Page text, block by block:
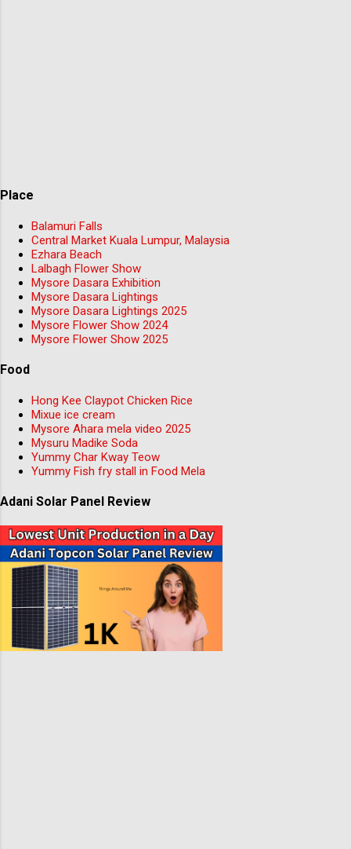
Place
Balamuri Falls
Central Market Kuala Lumpur, Malaysia
Ezhara Beach
Lalbagh Flower Show
Mysore Dasara Exhibition
Mysore Dasara Lightings
Mysore Dasara Lightings 2025
Mysore Flower Show 2024
Mysore Flower Show 2025
Food
Hong Kee Claypot Chicken Rice
Mixue ice cream
Mysore Ahara mela video 2025
Mysuru Madike Soda
Yummy Char Kway Teow
Yummy Fish fry stall in Food Mela
Adani Solar Panel Review